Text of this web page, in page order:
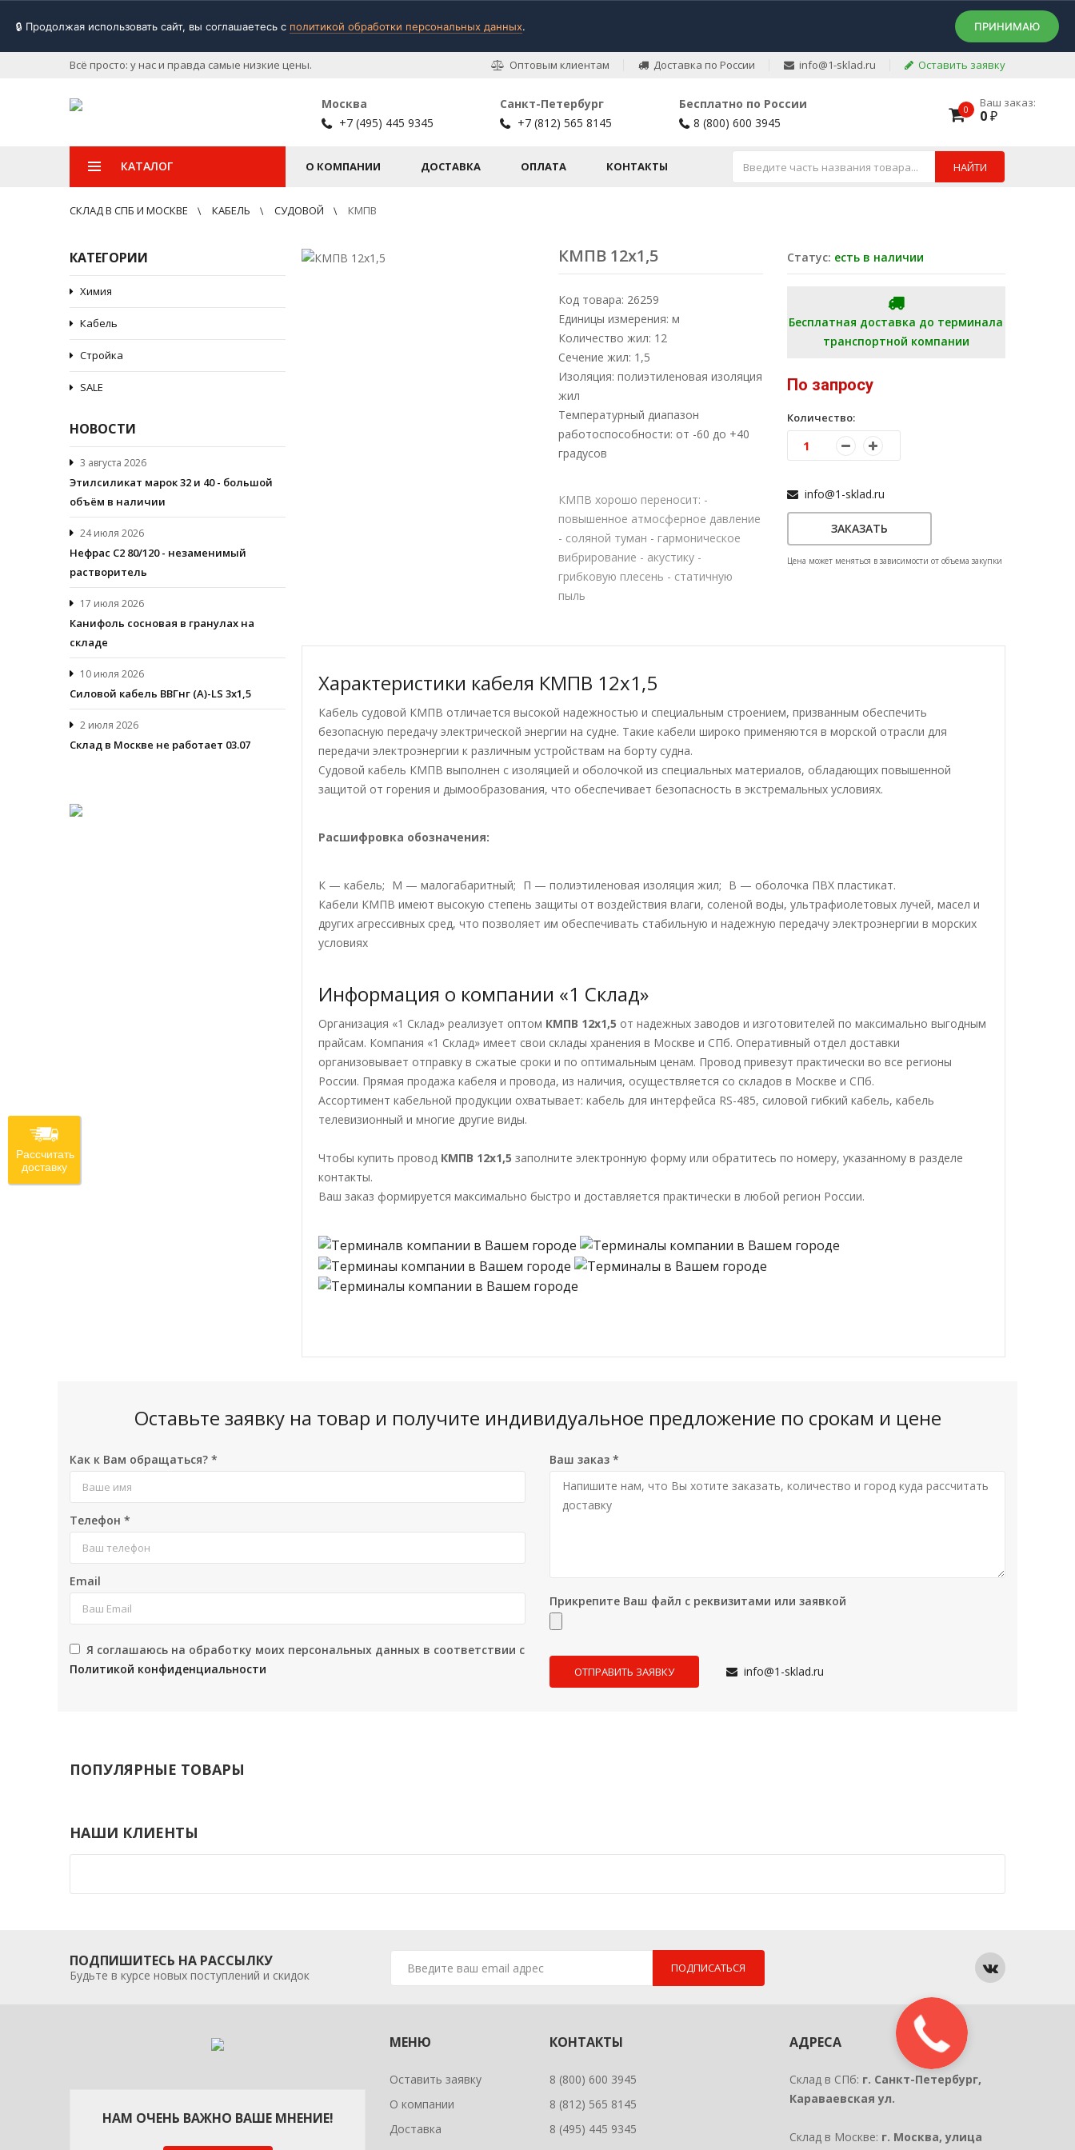
🔒 Продолжая использовать сайт, вы соглашаетесь с политикой обработки персональных данных. ПРИНИМАЮ
Всё просто: у нас и правда самые низкие цены. Оптовым клиентам Доставка по России info@1-sklad.ru Оставить заявку
Москва
+7 (495) 445 9345
Санкт-Петербург
+7 (812) 565 8145
Бесплатно по России
8 (800) 600 3945
0 Ваш заказ:
0₽
КАТАЛОГ О КОМПАНИИ ДОСТАВКА ОПЛАТА КОНТАКТЫ НАЙТИ
СКЛАД В СПБ И МОСКВЕ КАБЕЛЬ СУДОВОЙ КМПВ
КМПВ 12х1,5
Код товара: 26259
Единицы измерения: м
Количество жил: 12
Сечение жил: 1,5
Изоляция: полиэтиленовая изоляция
жил
Температурный диапазон
работоспособности: от -60 до +40
градусов
КМПВ хорошо переносит: -
повышенное атмосферное давление
- соляной туман - гармоническое
вибрирование - акустику -
грибковую плесень - статичную
пыль
Статус: есть в наличии
Бесплатная доставка до терминала
транспортной компании
По запросу
Количество:
info@1-sklad.ru
ЗАКАЗАТЬ
Цена может меняться в зависимости от объема закупки
Характеристики кабеля КМПВ 12х1,5
Кабель судовой КМПВ отличается высокой надежностью и специальным строением, призванным обеспечить
безопасную передачу электрической энергии на судне. Такие кабели широко применяются в морской отрасли для
передачи электроэнергии к различным устройствам на борту судна.
Судовой кабель КМПВ выполнен с изоляцией и оболочкой из специальных материалов, обладающих повышенной
защитой от горения и дымообразования, что обеспечивает безопасность в экстремальных условиях.
Расшифровка обозначения:
К — кабель; М — малогабаритный; П — полиэтиленовая изоляция жил; В — оболочка ПВХ пластикат.
Кабели КМПВ имеют высокую степень защиты от воздействия влаги, соленой воды, ультрафиолетовых лучей, масел и
других агрессивных сред, что позволяет им обеспечивать стабильную и надежную передачу электроэнергии в морских
условиях
Информация о компании «1 Склад»
Организация «1 Склад» реализует оптом КМПВ 12х1,5 от надежных заводов и изготовителей по максимально выгодным
прайсам. Компания «1 Склад» имеет свои склады хранения в Москве и СПб. Оперативный отдел доставки
организовывает отправку в сжатые сроки и по оптимальным ценам. Провод привезут практически во все регионы
России. Прямая продажа кабеля и провода, из наличия, осуществляется со складов в Москве и СПб.
Ассортимент кабельной продукции охватывает: кабель для интерфейса RS-485, силовой гибкий кабель, кабель
телевизионный и многие другие виды.
Чтобы купить провод КМПВ 12х1,5 заполните электронную форму или обратитесь по номеру, указанному в разделе
контакты.
Ваш заказ формируется максимально быстро и доставляется практически в любой регион России.
КАТЕГОРИИ
Химия
Кабель
Стройка
SALE
НОВОСТИ
3 августа 2026
Этилсиликат марок 32 и 40 - большой
объём в наличии
24 июля 2026
Нефрас С2 80/120 - незаменимый
растворитель
17 июля 2026
Канифоль сосновая в гранулах на
складе
10 июля 2026
Cиловой кабель ВВГнг (A)-LS 3х1,5
2 июля 2026
Склад в Москве не работает 03.07
Оставьте заявку на товар и получите индивидуальное предложение по срокам и цене
Как к Вам обращаться? *
Телефон *
Email
Я соглашаюсь на обработку моих персональных данных в соответствии с
Политикой конфиденциальности
Ваш заказ *
Прикрепите Ваш файл с реквизитами или заявкой
info@1-sklad.ru
ПОПУЛЯРНЫЕ ТОВАРЫ
НАШИ КЛИЕНТЫ
ПОДПИШИТЕСЬ НА РАССЫЛКУ
Будьте в курсе новых поступлений и скидок ПОДПИСАТЬСЯ
НАМ ОЧЕНЬ ВАЖНО ВАШЕ МНЕНИЕ!
МЕНЮ
Оставить заявку
О компании
Доставка
КОНТАКТЫ
8 (800) 600 3945
8 (812) 565 8145
8 (495) 445 9345
АДРЕСА
Склад в СПб: г. Санкт-Петербург,
Караваевская ул.
Склад в Москве: г. Москва, улица
Рассчитать
доставку